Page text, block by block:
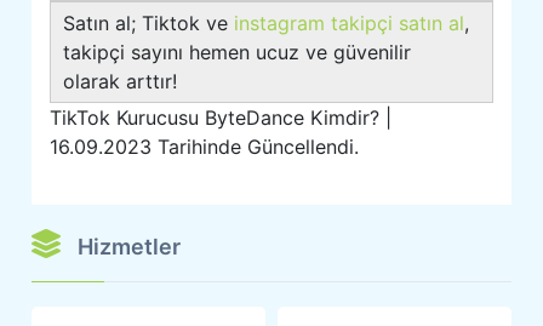
Satın al; Tiktok ve instagram takipçi satın al,
takipçi sayını hemen ucuz ve güvenilir
olarak arttır!
TikTok Kurucusu ByteDance Kimdir? |
16.09.2023 Tarihinde Güncellendi.
Hizmetler